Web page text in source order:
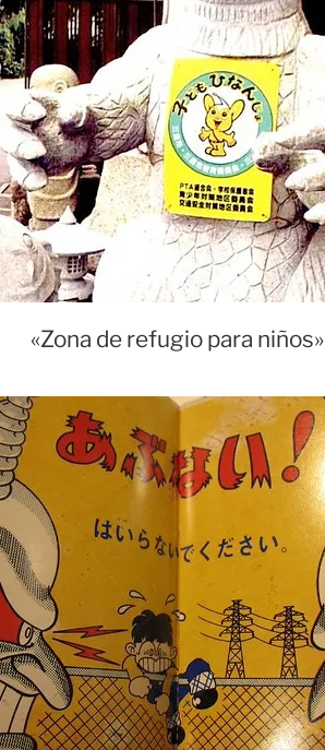
«Zona de refugio para niños»